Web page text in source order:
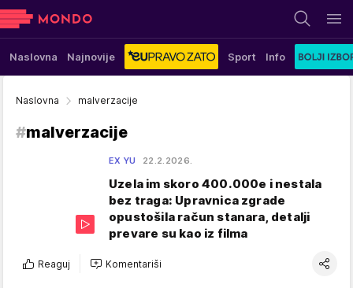
Naslovna Najnovije Sport Info
Naslovna malverzacije
#malverzacije
EX YU 22.2.2026.
Uzela im skoro 400.000e i nestala
bez traga: Upravnica zgrade
opustošila račun stanara, detalji
prevare su kao iz filma
Reaguj Komentariši